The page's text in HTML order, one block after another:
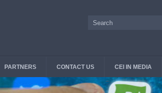
Search
PARTNERS CONTACT US CEI IN MEDIA